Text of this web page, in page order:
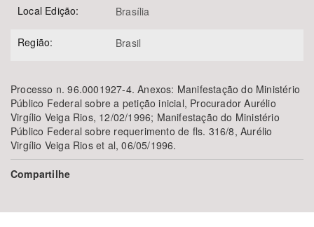
Local Edição: Brasília
Região: Brasil
Processo n. 96.0001927-4. Anexos: Manifestação do Ministério
Público Federal sobre a petição inicial, Procurador Aurélio
Virgílio Veiga Rios, 12/02/1996; Manifestação do Ministério
Público Federal sobre requerimento de fls. 316/8, Aurélio
Virgílio Veiga Rios et al, 06/05/1996.
Compartilhe